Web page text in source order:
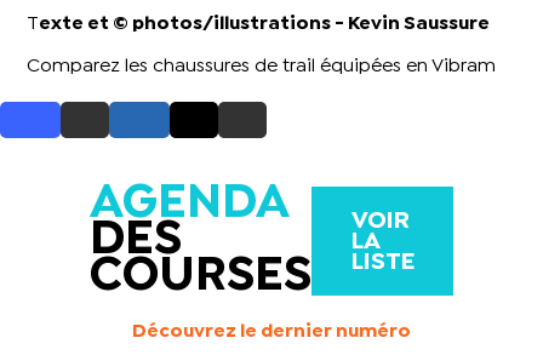
exte et © photos/illustrations - Kevin Saussure
Comparez les chaussures de trail équipées en Vibram
AGENDA
DES
COURSES
VOIR
LA
LISTE
Découvrez le dernier numéro